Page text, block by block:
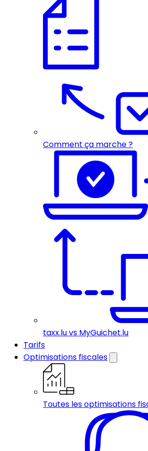
Comment ça marche ?
taxx.lu vs MyGuichet.lu
Tarifs
Optimisations fiscales
Toutes les optimisations